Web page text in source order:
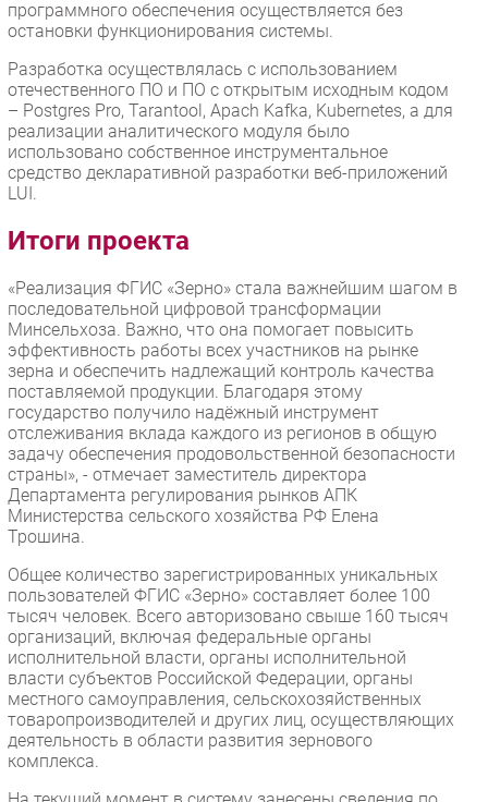
программного обеспечения осуществляется без
остановки функционирования системы.
Разработка осуществлялась с использованием
отечественного ПО и ПО с открытым исходным кодом
– Postgres Pro, Tarantool, Apach Kafka, Kubernetes, а для
реализации аналитического модуля было
использовано собственное инструментальное
средство декларативной разработки веб-приложений
LUI.
Итоги проекта
«Реализация ФГИС «Зерно» стала важнейшим шагом в
последовательной цифровой трансформации
Минсельхоза. Важно, что она помогает повысить
эффективность работы всех участников на рынке
зерна и обеспечить надлежащий контроль качества
поставляемой продукции. Благодаря этому
государство получило надёжный инструмент
отслеживания вклада каждого из регионов в общую
задачу обеспечения продовольственной безопасности
страны», - отмечает заместитель директора
Департамента регулирования рынков АПК
Министерства сельского хозяйства РФ Елена
Трошина.
Общее количество зарегистрированных уникальных
пользователей ФГИС «Зерно» составляет более 100
тысяч человек. Всего авторизовано свыше 160 тысяч
организаций, включая федеральные органы
исполнительной власти, органы исполнительной
власти субъектов Российской Федерации, органы
местного самоуправления, сельскохозяйственных
товаропроизводителей и других лиц, осуществляющих
деятельность в области развития зернового
комплекса.